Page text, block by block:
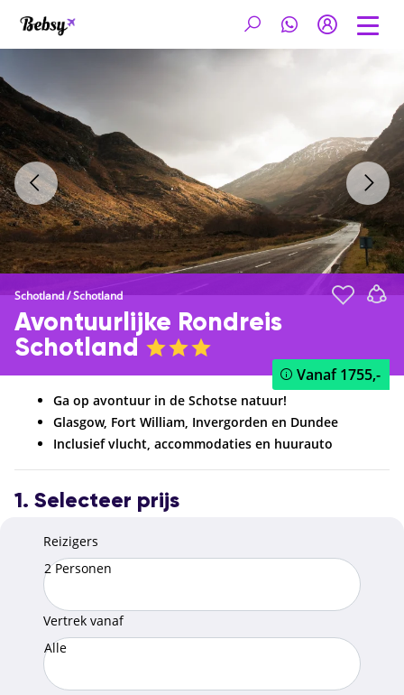
Schotland/Schotland
Avontuurlijke Rondreis
Schotland
Vanaf1755,-
Ga op avontuur in de Schotse natuur!
Glasgow, Fort William, Invergorden en Dundee
Inclusief vlucht, accommodaties en huurauto
1. Selecteer prijs
Reizigers
2 Personen
Vertrek vanaf
Alle